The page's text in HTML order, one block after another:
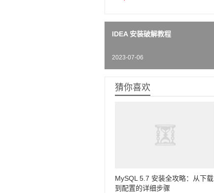
IDEA 安装破解教程
2023-07-06
猜你喜欢
MySQL 5.7 安装全攻略：从下载
到配置的详细步骤